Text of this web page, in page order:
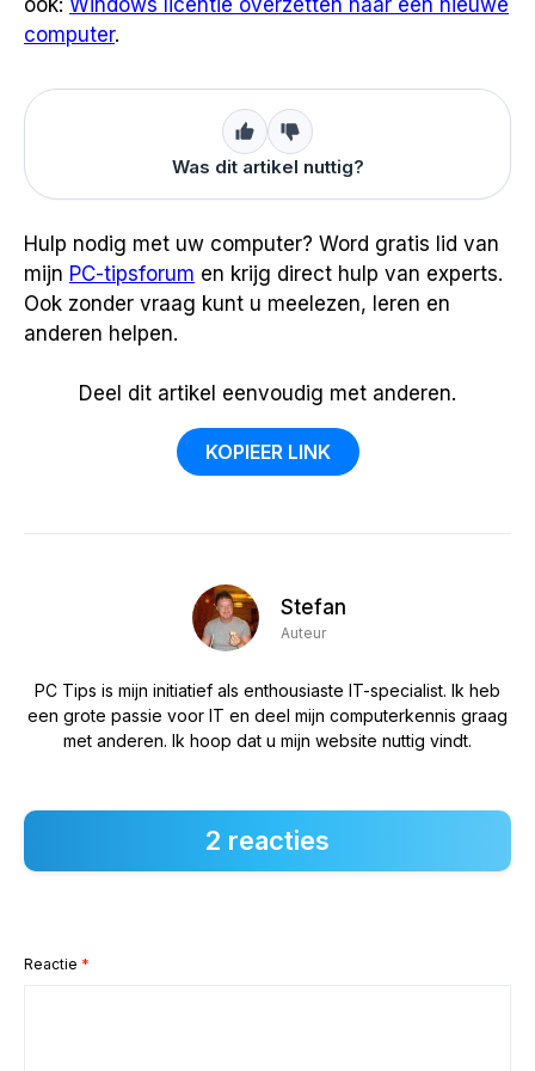
ook: Windows licentie overzetten naar een nieuwe
computer.
Was dit artikel nuttig?
Hulp nodig met uw computer? Word gratis lid van
mijn PC-tipsforum en krijg direct hulp van experts.
Ook zonder vraag kunt u meelezen, leren en
anderen helpen.
Deel dit artikel eenvoudig met anderen.
KOPIEER LINK
Stefan
Auteur
PC Tips is mijn initiatief als enthousiaste IT-specialist. Ik heb
een grote passie voor IT en deel mijn computerkennis graag
met anderen. Ik hoop dat u mijn website nuttig vindt.
2 reacties
Reactie *